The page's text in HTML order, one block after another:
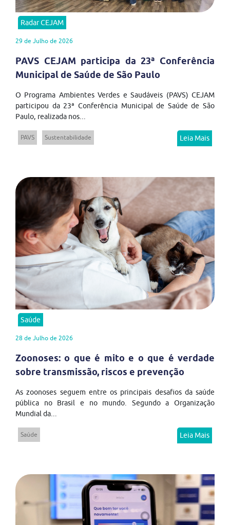
Radar CEJAM
29 de Julho de 2026
PAVS CEJAM participa da 23ª Conferência
Municipal de Saúde de São Paulo
O Programa Ambientes Verdes e Saudáveis (PAVS) CEJAM
participou da 23ª Conferência Municipal de Saúde de São
Paulo, realizada nos...
PAVS Sustentabilidade Leia Mais
Saúde
28 de Julho de 2026
Zoonoses: o que é mito e o que é verdade
sobre transmissão, riscos e prevenção
As zoonoses seguem entre os principais desafios da saúde
pública no Brasil e no mundo. Segundo a Organização
Mundial da...
Saúde Leia Mais